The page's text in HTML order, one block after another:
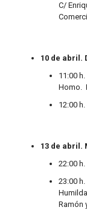
C/
10 de abril.
11:00
Homo.
12:00
13 de abril.
22:00
23:00
Ramón